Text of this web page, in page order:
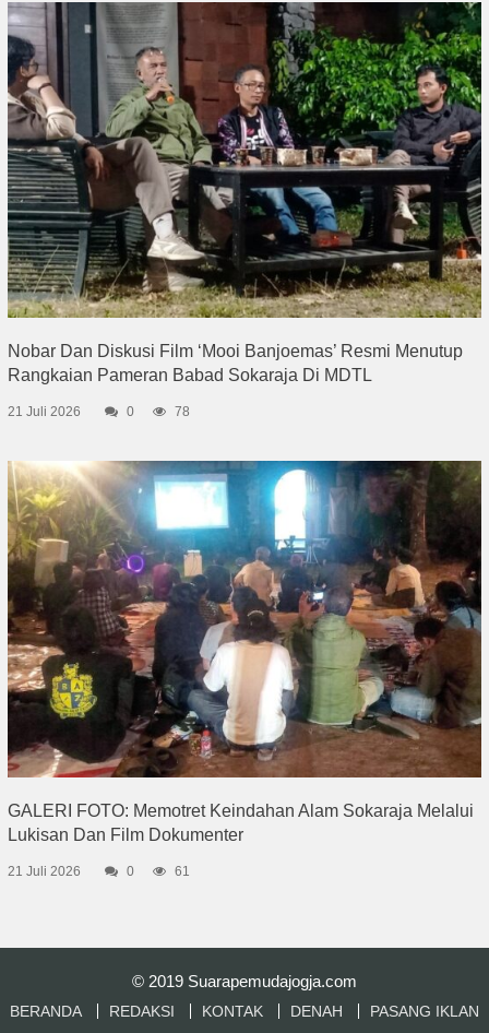
Nobar Dan Diskusi Film ‘Mooi Banjoemas’ Resmi Menutup
Rangkaian Pameran Babad Sokaraja Di MDTL
21 Juli 2026 0 78
GALERI FOTO: Memotret Keindahan Alam Sokaraja Melalui
Lukisan Dan Film Dokumenter
21 Juli 2026 0 61
© 2019 Suarapemudajogja.com
BERANDA REDAKSI KONTAK DENAH PASANG IKLAN